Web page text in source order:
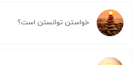
خواستن توانستن است؟